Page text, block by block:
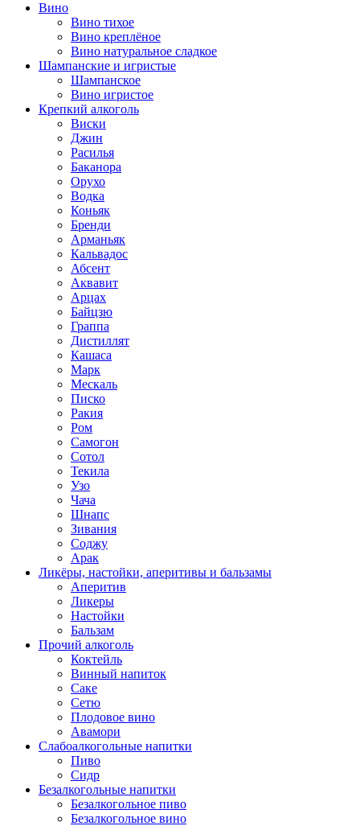
Вино
Вино тихое
Вино креплёное
Вино натуральное сладкое
Шампанские и игристые
Шампанское
Вино игристое
Крепкий алкоголь
Виски
Джин
Расилья
Баканора
Орухо
Водка
Коньяк
Бренди
Арманьяк
Кальвадос
Абсент
Аквавит
Арцах
Байцзю
Граппа
Дистиллят
Кашаса
Марк
Мескаль
Писко
Ракия
Ром
Самогон
Сотол
Текила
Узо
Чача
Шнапс
Зивания
Соджу
Арак
Ликёры, настойки, аперитивы и бальзамы
Аперитив
Ликеры
Настойки
Бальзам
Прочий алкоголь
Коктейль
Винный напиток
Саке
Сетю
Плодовое вино
Авамори
Слабоалкогольные напитки
Пиво
Сидр
Безалкогольные напитки
Безалкогольное пиво
Безалкогольное вино